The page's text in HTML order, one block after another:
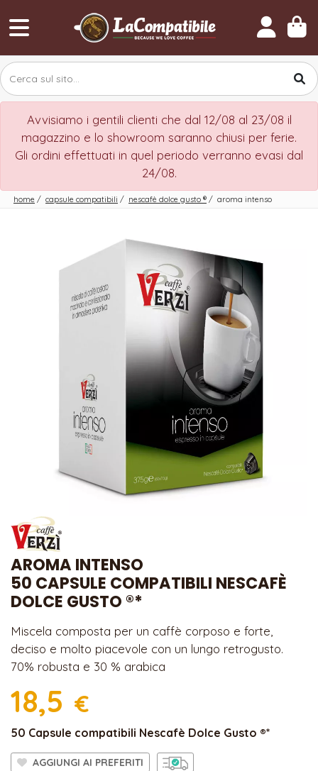
Avvisiamo i gentili clienti che dal 12/08 al 23/08 il
magazzino e lo showroom saranno chiusi per ferie.
Gli ordini effettuati in quel periodo verranno evasi dal
24/08.
home / capsule compatibili / nescafè dolce gusto ® / aroma intenso
AROMA INTENSO
50 CAPSULE COMPATIBILI NESCAFÈ
DOLCE GUSTO ®*
Miscela composta per un caffè corposo e forte,
deciso e molto piacevole con un lungo retrogusto.
70% robusta e 30 % arabica
18,5 €
50 Capsule compatibili Nescafè Dolce Gusto ®*
AGGIUNGI AI PREFERITI